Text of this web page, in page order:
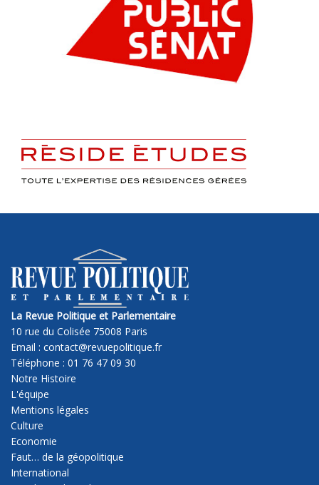
La Revue Politique et Parlementaire
10 rue du Colisée 75008 Paris
Email : contact@revuepolitique.fr
Téléphone : 01 76 47 09 30
Notre Histoire
L'équipe
Mentions légales
Culture
Economie
Faut… de la géopolitique
International